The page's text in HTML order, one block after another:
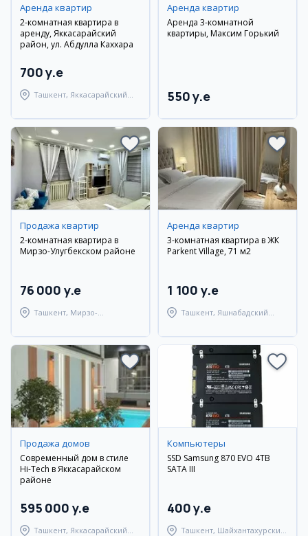
Аренда квартир
2-комнатная квартира в
аренду, Яккасарайский
район, ул. Абдулла Каххара
700 y.e
Ташкент, Яккасарайский
Аренда квартир
Аренда 3-комнатной
квартиры, Максим Горький
550 y.e
Продажа квартир
2-комнатная квартира в
Мирзо-Улугбекском районе
76 000 y.e
Ташкент, Мирзо-
Аренда квартир
3-комнатная квартира в ЖК
Parkent Village, 71 м2
1 100 y.e
Ташкент, Яшнабадский
Продажа домов
Современный дом в стиле
Hi-Tech в Яккасарайском
районе
595 000 y.e
Ташкент, Яккасарайский
Компьютеры
SSD Samsung 870 EVO 4TB
SATA III
400 y.e
Ташкент, Шайхантахурский